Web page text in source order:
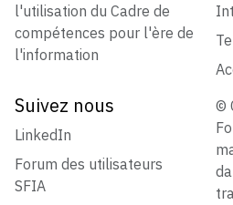
l'utilisation du Cadre de
compétences pour l'ère de
l'information
Suivez nous
LinkedIn
Forum des utilisateurs
SFIA
©